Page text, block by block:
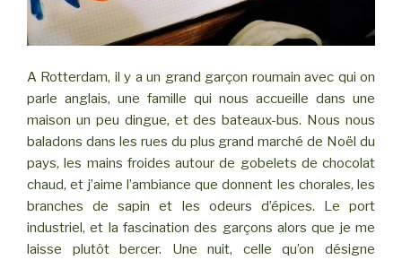
A Rotterdam, il y a un grand garçon roumain avec qui on
parle anglais, une famille qui nous accueille dans une
maison un peu dingue, et des bateaux-bus. Nous nous
baladons dans les rues du plus grand marché de Noël du
pays, les mains froides autour de gobelets de chocolat
chaud, et j’aime l’ambiance que donnent les chorales, les
branches de sapin et les odeurs d’épices. Le port
industriel, et la fascination des garçons alors que je me
laisse plutôt bercer. Une nuit, celle qu’on désigne